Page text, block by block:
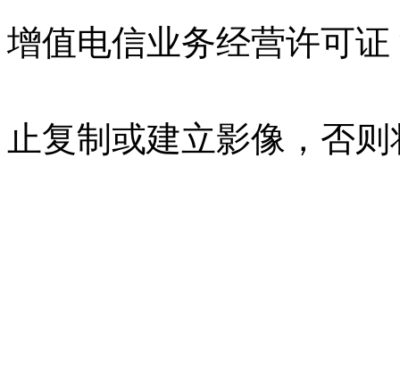
增值电信业务经营许可证
止复制或建立影像，否